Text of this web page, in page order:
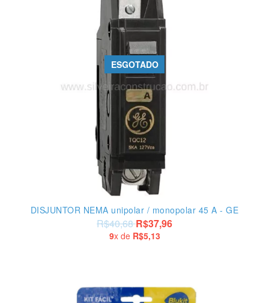
ESGOTADO
DISJUNTOR NEMA unipolar / monopolar 45 A - GE
R$40,68 R$37,96
9x de R$5,13